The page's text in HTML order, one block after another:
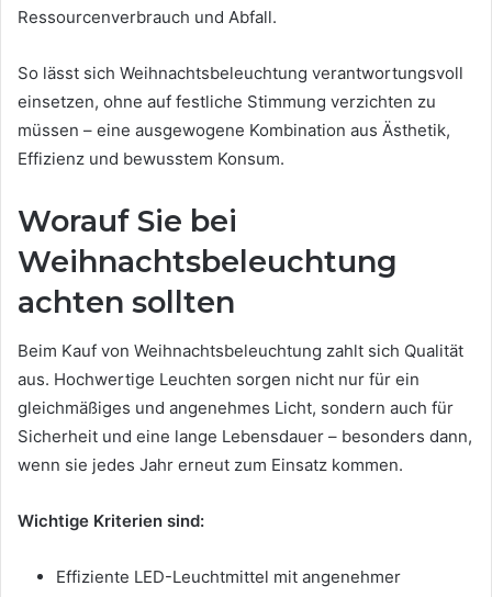
Ressourcenverbrauch und Abfall.
So lässt sich Weihnachtsbeleuchtung verantwortungsvoll
einsetzen, ohne auf festliche Stimmung verzichten zu
müssen – eine ausgewogene Kombination aus Ästhetik,
Effizienz und bewusstem Konsum.
Worauf Sie bei
Weihnachtsbeleuchtung
achten sollten
Beim Kauf von Weihnachtsbeleuchtung zahlt sich Qualität
aus. Hochwertige Leuchten sorgen nicht nur für ein
gleichmäßiges und angenehmes Licht, sondern auch für
Sicherheit und eine lange Lebensdauer – besonders dann,
wenn sie jedes Jahr erneut zum Einsatz kommen.
Wichtige Kriterien sind:
Effiziente LED-Leuchtmittel mit angenehmer